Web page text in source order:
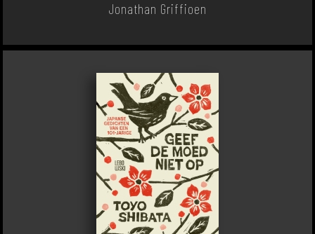
Jonathan Griffioen